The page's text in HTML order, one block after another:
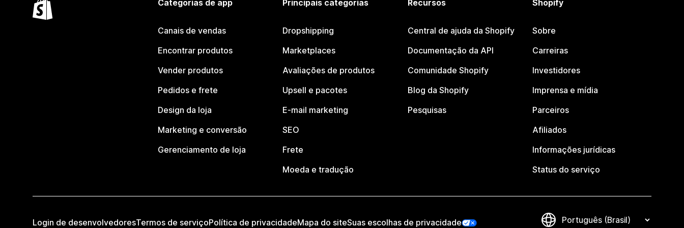
Categorias de app
Canais de vendas
Encontrar produtos
Vender produtos
Pedidos e frete
Design da loja
Marketing e conversão
Gerenciamento de loja
Principais categorias
Dropshipping
Marketplaces
Avaliações de produtos
Upsell e pacotes
E-mail marketing
SEO
Frete
Moeda e tradução
Recursos
Central de ajuda da Shopify
Documentação da API
Comunidade Shopify
Blog da Shopify
Pesquisas
Shopify
Sobre
Carreiras
Investidores
Imprensa e mídia
Parceiros
Afiliados
Informações jurídicas
Status do serviço
Login de desenvolvedoresTermos de serviçoPolítica de privacidadeMapa do siteSuas escolhas de privacidade